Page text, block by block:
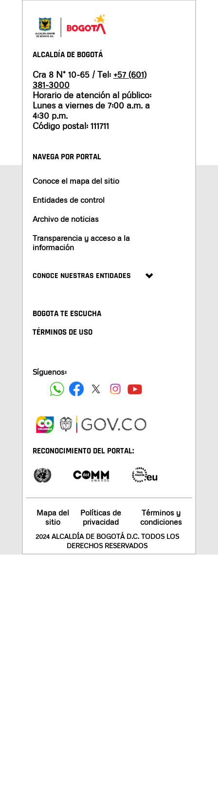
ALCALDÍA DE BOGOTÁ
Cra 8 N° 10-65 / Tel: +57 (601)
381-3000
Horario de atención al público:
Lunes a viernes de 7:00 a.m. a
4:30 p.m.
Código postal: 111711
NAVEGA POR PORTAL
Conoce el mapa del sitio
Entidades de control
Archivo de noticias
Transparencia y acceso a la
información
CONOCE NUESTRAS ENTIDADES
BOGOTA TE ESCUCHA
TÉRMINOS DE USO
Síguenos:
RECONOCIMIENTO DEL PORTAL:
Mapa del
sitio
Políticas de
privacidad
Términos y
condiciones
2024 ALCALDÍA DE BOGOTÁ D.C. TODOS LOS
DERECHOS RESERVADOS